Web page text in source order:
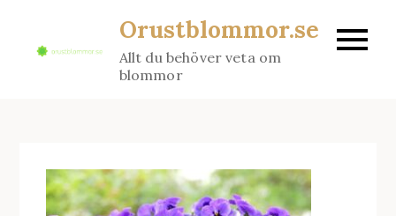
content
Orustblommor.se
Allt du behöver veta om
blommor